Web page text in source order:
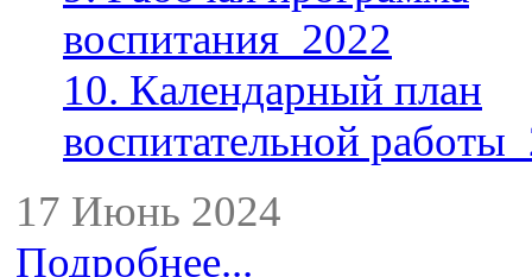
воспитания_2022
10. Календарный план
воспитательной
17 Июнь 2024
Подробнее...